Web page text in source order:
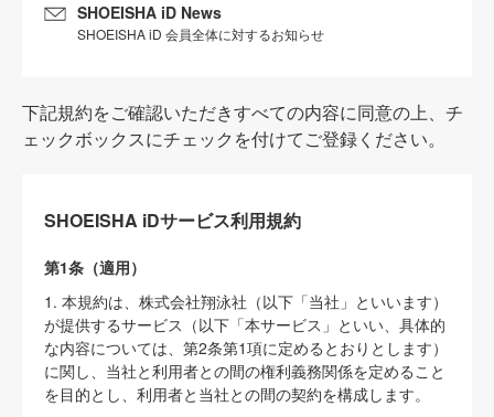
SHOEISHA iD News
SHOEISHA iD 会員全体に対するお知らせ
下記規約をご確認いただきすべての内容に同意の上、チ
ェックボックスにチェックを付けてご登録ください。
SHOEISHA iDサービス利用規約
第1条（適用）
1. 本規約は、株式会社翔泳社（以下「当社」といいます）
が提供するサービス（以下「本サービス」といい、具体的
な内容については、第2条第1項に定めるとおりとします）
に関し、当社と利用者との間の権利義務関係を定めること
を目的とし、利用者と当社との間の契約を構成します。